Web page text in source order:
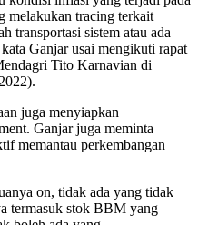
melakukan tracing terkait
transportasi sistem atau ada
Ganjar usai mengikuti rapat
Tito Karnavian di
juga menyiapkan
Ganjar juga meminta
memantau perkembangan
on, tidak ada yang tidak
termasuk stok BBM yang